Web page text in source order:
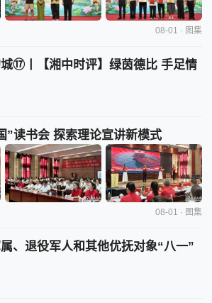
08-01 · 图集
⑰丨【湘中时评】绿茵德比 手足情
”读书会 探索理论宣讲新模式
08-01 · 图集
、退役军人和其他优抚对象“八一”